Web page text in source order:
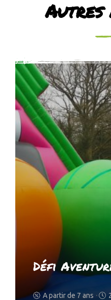
Autres
Défi
A partir de 7 ans